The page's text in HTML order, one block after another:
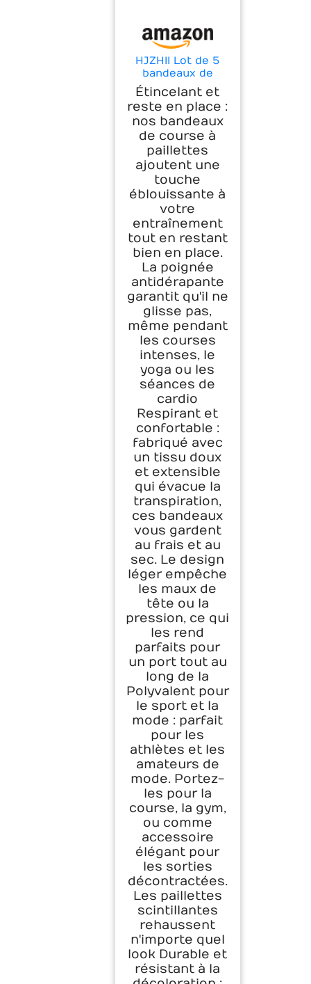
HJZHII Lot de 5
bandeaux de
course à pied à
paillettes,
élastiques et
brillants, réglables
et extensibles,
accessoires pour
cheveux,
antidérapants,
pour adolescente,
fille, fête, yoga,
athlète
Étincelant et
reste en place :
nos bandeaux
de course à
paillettes
ajoutent une
touche
éblouissante à
votre
entraînement
tout en restant
bien en place.
La poignée
antidérapante
garantit qu'il ne
glisse pas,
même pendant
les courses
intenses, le
yoga ou les
séances de
cardio
Respirant et
confortable :
fabriqué avec
un tissu doux
et extensible
qui évacue la
transpiration,
ces bandeaux
vous gardent
au frais et au
sec. Le design
léger empêche
les maux de
tête ou la
pression, ce qui
les rend
parfaits pour
un port tout au
long de la
Polyvalent pour
le sport et la
mode : parfait
pour les
athlètes et les
amateurs de
mode. Portez-
les pour la
course, la gym,
ou comme
accessoire
élégant pour
les sorties
décontractées.
Les paillettes
scintillantes
rehaussent
n'importe quel
look Durable et
résistant à la